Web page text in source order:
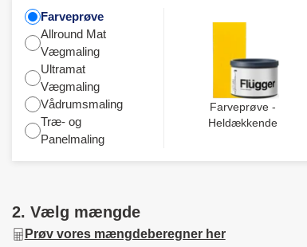
Farveprøve
Allround Mat
Vægmaling
Ultramat
Vægmaling
Vådrumsmaling
Træ- og
Panelmaling
Farveprøve -
Heldækkende
2. Vælg mængde
Prøv vores mængdeberegner her